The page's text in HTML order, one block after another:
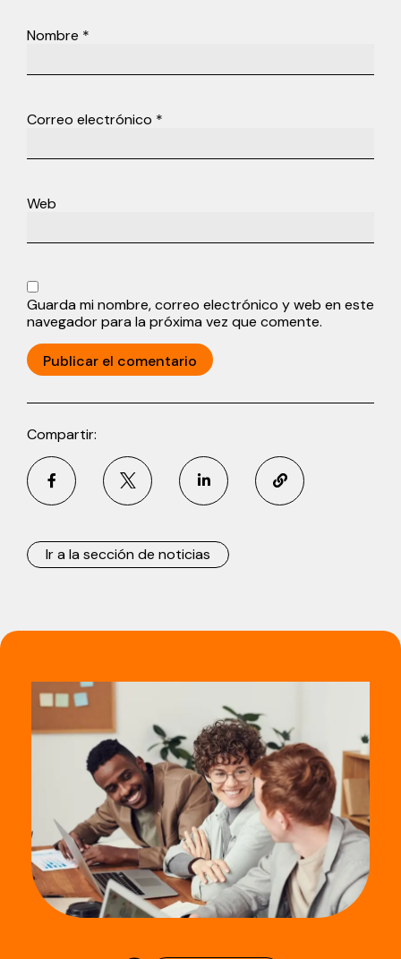
Nombre *
Correo electrónico *
Web
Guarda mi nombre, correo electrónico y web en este
navegador para la próxima vez que comente.
Compartir:
Ir a la sección de noticias